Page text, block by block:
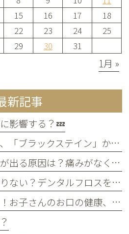
15 16 17
18
22 23 24
25
29 30 31
1月 »
新記事
影響する？💤
歯に黒い線が…それ、「ブラックステイン」かもしれません！
歯磨きで歯茎から血が出る原因は？痛みがなくても受診すべき判断基準
歯ブラシだけでは足りない？デンタルフロスを使うメリット
新学期前にチェック！お子さんのお口の健康、大丈夫？